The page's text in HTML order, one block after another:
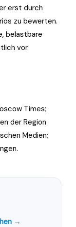
erst durch
zu bewerten.
belastbare
vor.
Times;
der Region
Medien;
→